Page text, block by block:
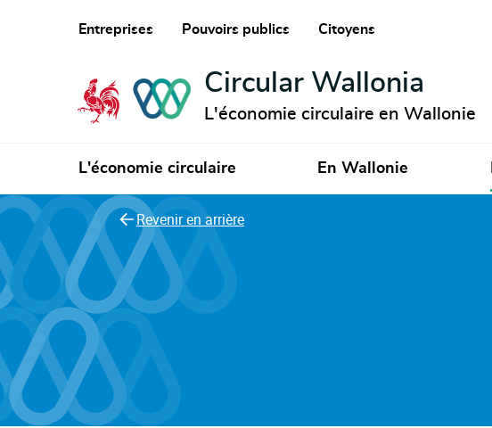
Entreprises Pouvoirs publics Citoyens
Circular Wallonia
L'économie circulaire en Wallonie
L'économie circulaire En Wallonie
Revenir en arrière